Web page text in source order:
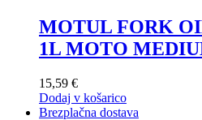
MOTUL FORK
1L MOTO
15,59 €
Dodaj v košarico
Brezplačna dostava